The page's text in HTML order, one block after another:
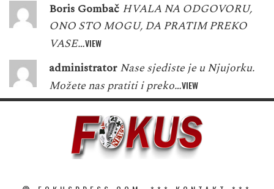
Boris Gombač HVALA NA ODGOVORU,
ONO STO MOGU, DA PRATIM PREKO
VASE…VIEW
administrator Nase sjediste je u Njujorku.
Možete nas pratiti i preko…VIEW